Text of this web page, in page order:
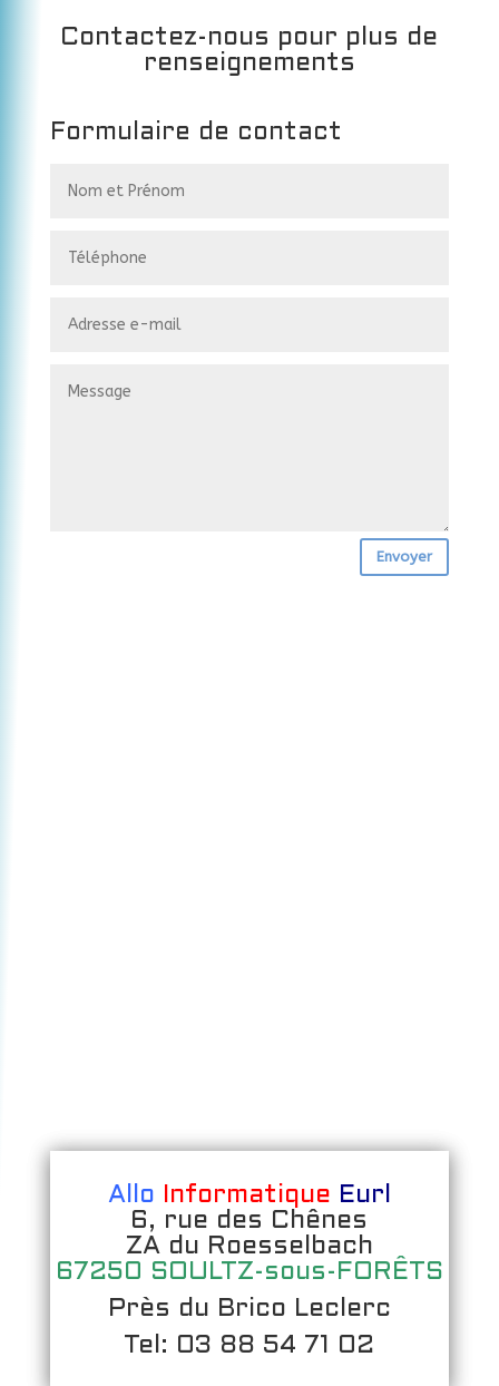
Contactez-nous pour plus de
renseignements
Formulaire de contact
Envoyer
Allo Informatique Eurl
6, rue des Chênes
ZA du Roesselbach
67250 SOULTZ-sous-FORÊTS
Près du Brico Leclerc
Tel: 03 88 54 71 02